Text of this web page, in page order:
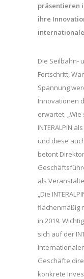
präsentieren
ihre
Die Seilbahn-
Fortschritt,
Spannung
Innovationen
erwartet.
INTERALPIN
und diese
betont
als
„Die
flächenmäßig
in 2019.
sich auf der
Geschäfte
konkrete